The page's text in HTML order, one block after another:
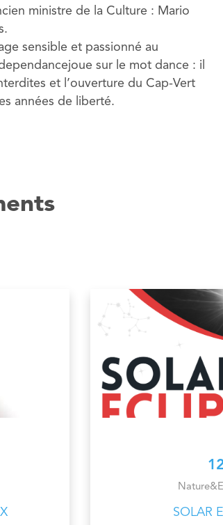
ministre de la Culture : Mario
sensible et passionné au
sur le mot dance : il
et l’ouverture du Cap-Vert
années de liberté.
SOLAR